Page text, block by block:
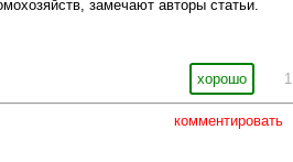
замечают авторы статьи.
хорошо 1
комментировать